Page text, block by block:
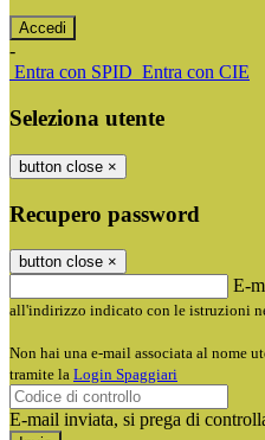
-
Entra con SPID Entra con CIE
Seleziona utente
button close ×
Recupero password
button close ×
E-
all'indirizzo indicato con le istruzioni
Non hai una e-mail associata al nome
tramite la Login Spaggiari
E-mail inviata, si prega di